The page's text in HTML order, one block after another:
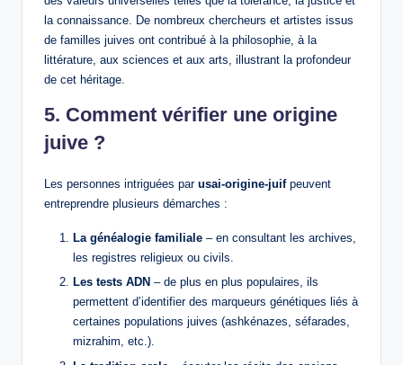
la connaissance. De nombreux chercheurs et artistes issus
de familles juives ont contribué à la philosophie, à la
littérature, aux sciences et aux arts, illustrant la profondeur
de cet héritage.
5. Comment vérifier une origine
juive ?
Les personnes intriguées par usai-origine-juifpeuvent
entreprendre plusieurs démarches :
La généalogie familiale – en consultant les archives,
les registres religieux ou civils.
Les tests ADN – de plus en plus populaires, ils
permettent d’identifier des marqueurs génétiques liés à
certaines populations juives (ashkénazes, séfarades,
mizrahim, etc.).